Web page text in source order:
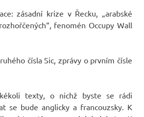
zásadní krize v Řecku, „arabské
fenomén Occupy Wall
čísla Sic, zprávy o prvním čísle
texty, o nichž byste se rádi
se bude anglicky a francouzsky. K